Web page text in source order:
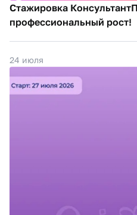
Стажировка
профессиональный рост!
24 июля